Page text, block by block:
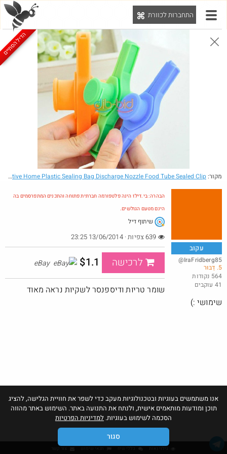
התחברות לכוורת
הצטרפ/י לקבוצה
0
0
המציאות שלי באיביי
@IraFridberg85
מוצרים (362) חברים (492)
הדיל הסתיים
2· 31· 1930
הדיל הסתיים
אנו משתמשים בעוגיות ובטכנולוגיות מעקב כדי לשפר את חוויית הגלישה, להציג
תוכן ומודעות מותאמים אישית, ולנתח את התנועה באתר. השימוש באתר מהווה
הסכמה לשימוש בעוגיות. למדיניות הפרטיות
סגור
הדיל הסתיים
מקור: - Fashion Creative Home Plastic Sealing Bag Discharge Nozzle Food Tube Sealed Clip
עקוב
@IraFridberg85
5. דַבּוּר
564 נקודות
41 עוקבים
הבהרה: בי.דילז הינה פלטפורמה חברתית פתוחה והתכנים המתפרסמים בה
הינם מטעם הגולשים.
שיתוף דיל
לרכישה $1.1
eBay
שומר טריות ודיספנסר לשקיות נראה מאוד
שימושי :)